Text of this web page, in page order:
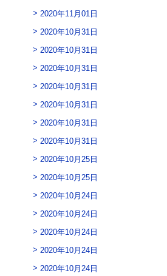
2020年11月01日
2020年10月31日
2020年10月31日
2020年10月31日
2020年10月31日
2020年10月31日
2020年10月31日
2020年10月31日
2020年10月25日
2020年10月25日
2020年10月24日
2020年10月24日
2020年10月24日
2020年10月24日
2020年10月24日